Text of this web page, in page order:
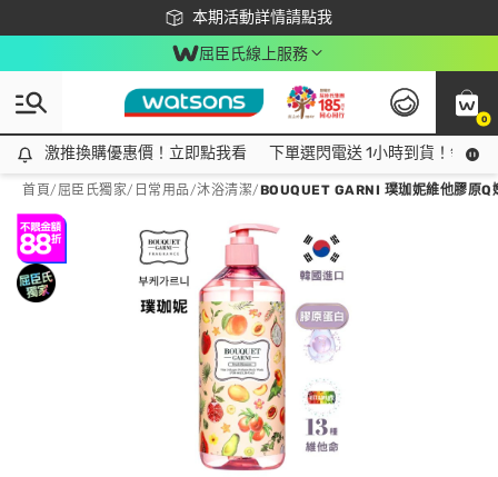
本期活動詳情請點我
下載app最高回饋$350
屈臣氏線上服務
0
激推換購優惠價！立即點我看
激推換購優惠價！立即點我看 下單選閃電送 1小時到貨！領神
首頁/ 屈臣氏獨家/ 日常用品/沐浴清潔/BOUQUET GARNI 璞珈妮維他膠原